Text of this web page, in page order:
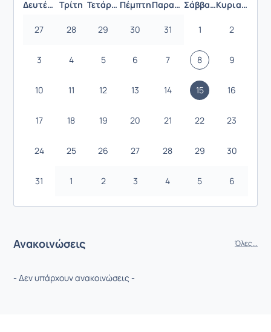
Δευτέρα Τρίτη Τετάρτη Πέμπτη Παρασκευή Σάββατο Κυριακή
27 28 29 30 31 1 2
3 4 5 6 7 8 9
10 11 12 13 14 15 16
17 18 19 20 21 22 23
24 25 26 27 28 29 30
31 1 2 3 4 5 6
Ανακοινώσεις Όλες...
- Δεν υπάρχουν ανακοινώσεις -